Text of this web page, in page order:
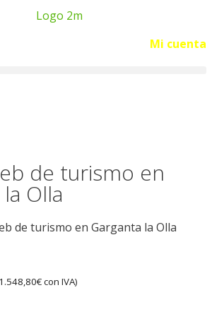
Mi cuenta
de turismo en
Olla
de turismo en Garganta la Olla
1.548,80€con IVA)